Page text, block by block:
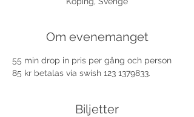
Om evenemanget
55 min drop in pris per gång och person
85 kr betalas via swish 123 1379833.
Biljetter